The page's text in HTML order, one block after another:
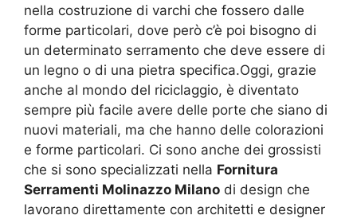
nella costruzione di varchi che fossero dalle
forme particolari, dove però c’è poi bisogno di
un determinato serramento che deve essere di
un legno o di una pietra specifica.Oggi, grazie
anche al mondo del riciclaggio, è diventato
sempre più facile avere delle porte che siano di
nuovi materiali, ma che hanno delle colorazioni
e forme particolari. Ci sono anche dei grossisti
che si sono specializzati nella Fornitura
Serramenti Molinazzo Milano di design che
lavorano direttamente con architetti e designer